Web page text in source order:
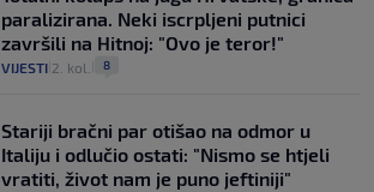
paralizirana. Neki iscrpljeni putnici
završili na Hitnoj: "Ovo je teror!"
VIJESTI 2. kol. 8
Stariji bračni par otišao na odmor u
Italiju i odlučio ostati: "Nismo se htjeli
vratiti, život nam je puno jeftiniji"